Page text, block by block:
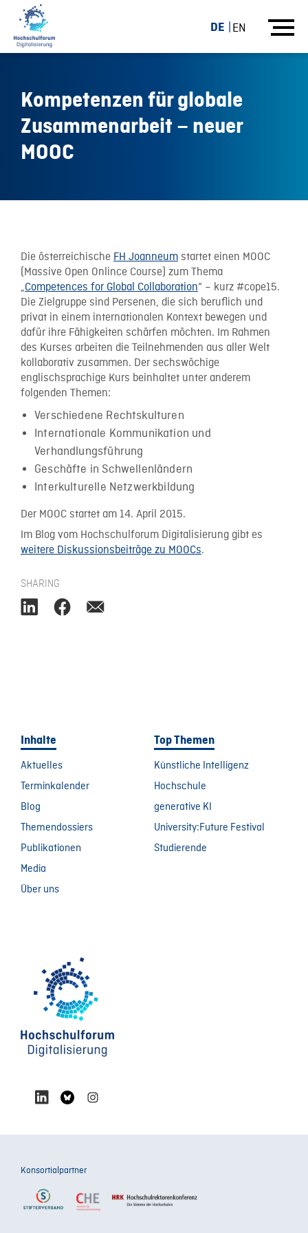
DE EN
Kompetenzen für globale
Zusammenarbeit – neuer
MOOC
Die österreichische FH Joanneum startet einen MOOC
(Massive Open Onlince Course) zum Thema
„Competences for Global Collaboration“ – kurz #cope15.
Die Zielgruppe sind Persenen, die sich beruflich und
privat in einem internationalen Kontext bewegen und
dafür ihre Fähigkeiten schärfen möchten. Im Rahmen
des Kurses arbeiten die Teilnehmenden aus aller Welt
kollaborativ zusammen. Der sechswöchige
englischsprachige Kurs beinhaltet unter anderem
folgenden Themen:
Verschiedene Rechtskulturen
Internationale Kommunikation und
Verhandlungsführung
Geschäfte in Schwellenländern
Interkulturelle Netzwerkbildung
Der MOOC startet am 14. April 2015.
Im Blog vom Hochschulforum Digitalisierung gibt es
weitere Diskussionsbeiträge zu MOOCs.
SHARING
Inhalte
Aktuelles
Terminkalender
Blog
Themendossiers
Publikationen
Media
Über uns
Top Themen
Künstliche Intelligenz
Hochschule
generative KI
University:Future Festival
Studierende
Konsortialpartner